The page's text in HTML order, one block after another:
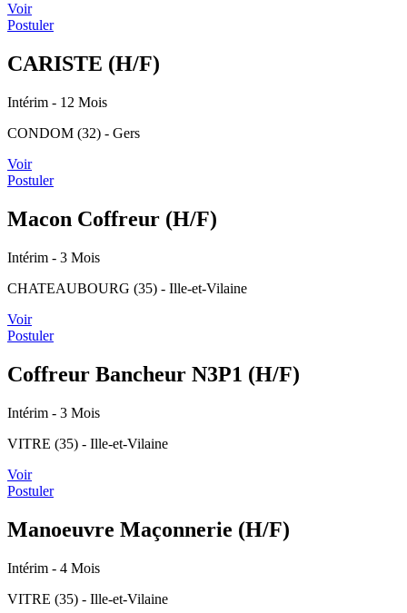
Voir
Postuler
CARISTE (H/F)
Intérim - 12 Mois
CONDOM (32) - Gers
Voir
Postuler
Macon Coffreur (H/F)
Intérim - 3 Mois
CHATEAUBOURG (35) - Ille-et-Vilaine
Voir
Postuler
Coffreur Bancheur N3P1 (H/F)
Intérim - 3 Mois
VITRE (35) - Ille-et-Vilaine
Voir
Postuler
Manoeuvre Maçonnerie (H/F)
Intérim - 4 Mois
VITRE (35) - Ille-et-Vilaine